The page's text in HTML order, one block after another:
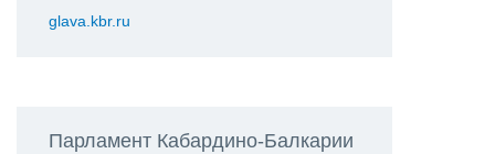
glava.kbr.ru
Парламент Кабардино-Балкарии